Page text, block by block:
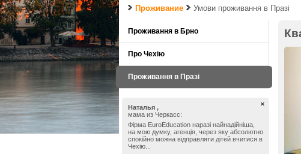
Проживание Умови проживання в Празі
Проживання в Брно
Про Чехію
Проживання в Празі
Наталья ,
мама из Черкасс:
Фірма EuroEducation наразі найнадійніша,
на мою думку, агенція, через яку абсолютно
спокійно можна відправляти дітей вчитися в
Чехію...